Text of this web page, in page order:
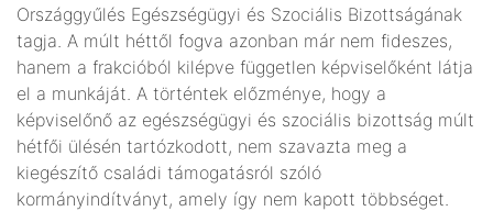
Országgyűlés Egészségügyi és Szociális Bizottságának
tagja. A múlt héttől fogva azonban már nem fideszes,
hanem a frakcióból kilépve független képviselőként látja
el a munkáját. A történtek előzménye, hogy a
képviselőnő az egészségügyi és szociális bizottság múlt
hétfői ülésén tartózkodott, nem szavazta meg a
kiegészítő családi támogatásról szóló
kormányindítványt, amely így nem kapott többséget.